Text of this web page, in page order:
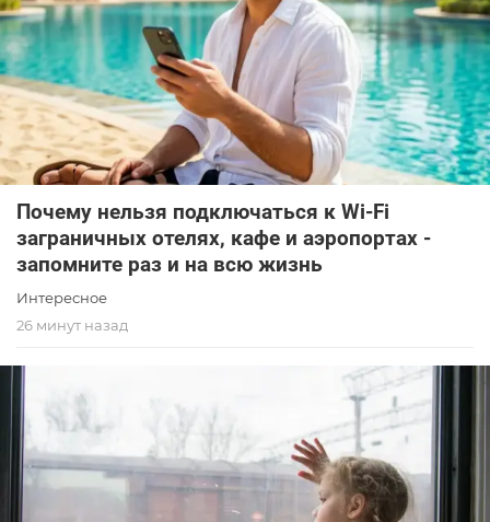
Почему нельзя подключаться к Wi-Fi
заграничных отелях, кафе и аэропортах -
запомните раз и на всю жизнь
Интересное
26 минут назад